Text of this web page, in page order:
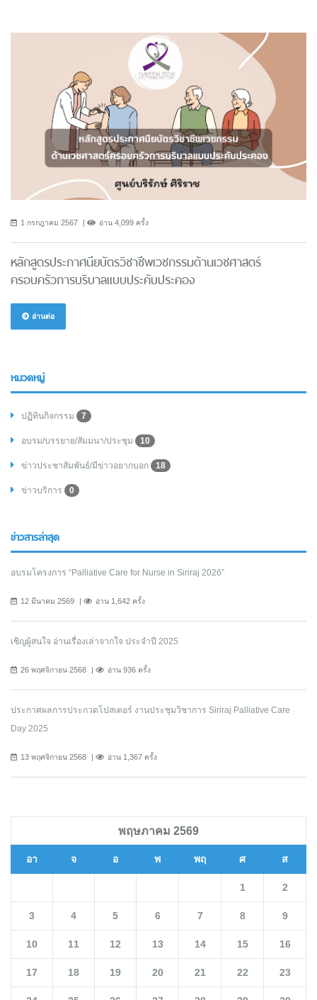
1 กรกฎาคม 2567 อ่าน 4,099 ครั้ง
หลักสูตรประกาศนียบัตรวิชาชีพเวชกรรมด้านเวชศาสตร์
ครอบครัวการบริบาลแบบประคับประคอง
อ่านต่อ
หมวดหมู่
ปฏิทินกิจกรรม 7
อบรม/บรรยาย/สัมมนา/ประชุม 10
ข่าวประชาสัมพันธ์/มีข่าวอยากบอก 18
ข่าวบริการ 0
ข่าวสารล่าสุด
อบรมโครงการ “Palliative Care for Nurse in Siriraj 2026”
12 มีนาคม 2569 อ่าน 1,642 ครั้ง
เชิญผู้สนใจ อ่านเรื่องเล่าจากใจ ประจำปี 2025
26 พฤศจิกายน 2568 อ่าน 936 ครั้ง
ประกาศผลการประกวดโปสเตอร์ งานประชุมวิชาการ Siriraj Palliative Care
Day 2025
13 พฤศจิกายน 2568 อ่าน 1,367 ครั้ง
พฤษภาคม 2569
อา จ อ พ พฤ ศ ส
1 2
3 4 5 6 7 8 9
10 11 12 13 14 15 16
17 18 19 20 21 22 23